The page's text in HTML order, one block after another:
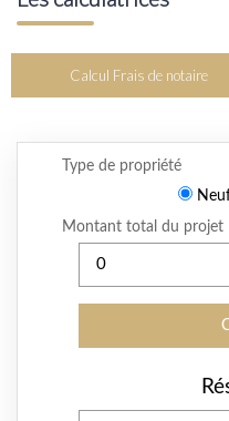
Calcul Frais de notaire